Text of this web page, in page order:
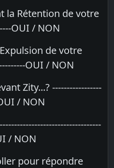
la Rétention de votre
OUI / NON
de votre
OUI / NON
Zity...? -----------------
/ NON
/ NON
pour répondre